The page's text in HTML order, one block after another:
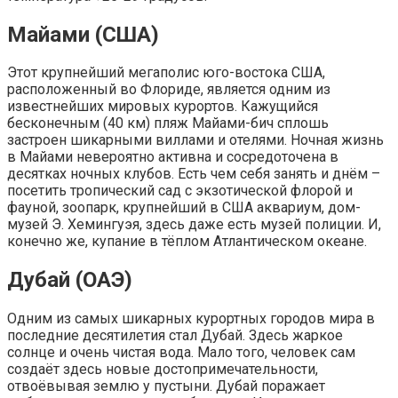
Майами (США)
Этот крупнейший мегаполис юго-востока США,
расположенный во Флориде, является одним из
известнейших мировых курортов. Кажущийся
бесконечным (40 км) пляж Майами-бич сплошь
застроен шикарными виллами и отелями. Ночная жизнь
в Майами невероятно активна и сосредоточена в
десятках ночных клубов. Есть чем себя занять и днём –
посетить тропический сад с экзотической флорой и
фауной, зоопарк, крупнейший в США аквариум, дом-
музей Э. Хемингуэя, здесь даже есть музей полиции. И,
конечно же, купание в тёплом Атлантическом океане.
Дубай (ОАЭ)
Одним из самых шикарных курортных городов мира в
последние десятилетия стал Дубай. Здесь жаркое
солнце и очень чистая вода. Мало того, человек сам
создаёт здесь новые достопримечательности,
отвоёвывая землю у пустыни. Дубай поражает